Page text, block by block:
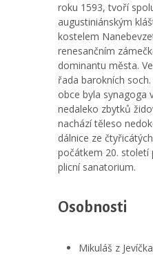
roku 1593, tvoří
augustiniánským
kostelem
renesančním
dominantu města.
řada barokních
obce byla synagoga
nedaleko zbytků
nachází těleso
dálnice ze
počátkem 20. století
plicní sanatorium.
Osobnosti
Mikuláš z